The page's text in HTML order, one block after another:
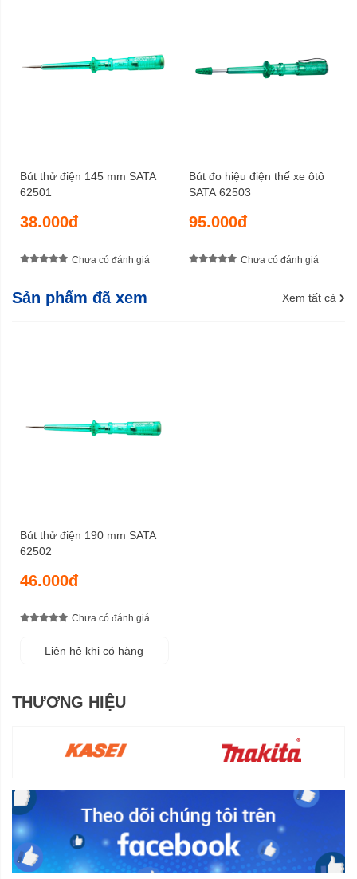
Bút thử điện 145 mm SATA
62501
38.000đ
Chưa có đánh giá
Bút đo hiệu điện thế xe ôtô
SATA 62503
95.000đ
Chưa có đánh giá
Sản phẩm đã xem Xem tất cả
Bút thử điện 190 mm SATA
62502
46.000đ
Chưa có đánh giá
Liên hệ khi có hàng
THƯƠNG HIỆU